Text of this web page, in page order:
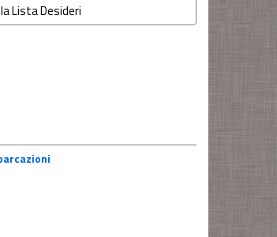
Lista Desideri